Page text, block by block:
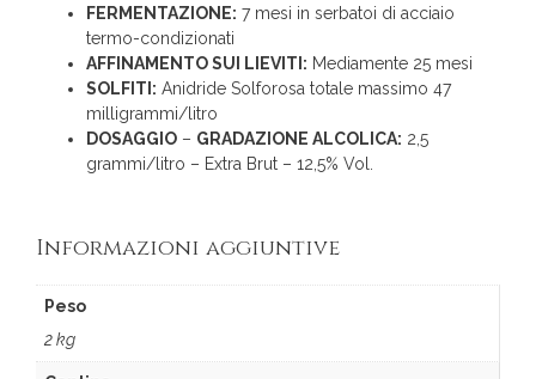
FERMENTAZIONE: 7 mesi in serbatoi di acciaio
termo-condizionati
AFFINAMENTO SUI LIEVITI: Mediamente 25 mesi
SOLFITI: Anidride Solforosa totale massimo 47
milligrammi/litro
DOSAGGIO – GRADAZIONE ALCOLICA: 2,5
grammi/litro – Extra Brut – 12,5% Vol.
Informazioni aggiuntive
Peso
2 kg